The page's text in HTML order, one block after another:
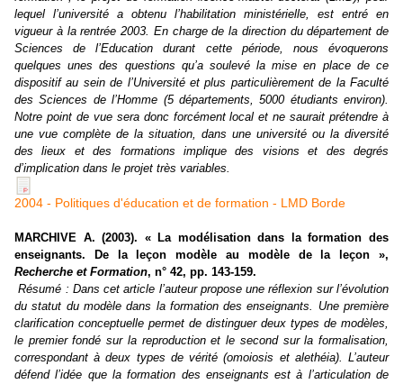
lequel l’université a obtenu l’habilitation ministérielle, est entré en
vigueur à la rentrée 2003. En charge de la direction du département de
Sciences de l’Education durant cette période, nous évoquerons
quelques unes des questions qu’a soulevé la mise en place de ce
dispositif au sein de l’Université et plus particulièrement de la Faculté
des Sciences de l’Homme (5 départements, 5000 étudiants environ).
Notre point de vue sera donc forcément local et ne saurait prétendre à
une vue complète de la situation, dans une université ou la diversité
des lieux et des formations implique des visions et des degrés
d’implication dans le projet très variables.
2004 - Politiques d'éducation et de formation - LMD Borde
MARCHIVE A. (2003). « La modélisation dans la formation des
enseignants. De la leçon modèle au modèle de la leçon »,
Recherche et Formation, n° 42, pp. 143-159.
Résumé : Dans cet article l’auteur propose une réflexion sur l’évolution
du statut du modèle dans la formation des enseignants. Une première
clarification conceptuelle permet de distinguer deux types de modèles,
le premier fondé sur la reproduction et le second sur la formalisation,
correspondant à deux types de vérité (omoiosis et alethéia). L’auteur
défend l’idée que la formation des enseignants est à l’articulation de